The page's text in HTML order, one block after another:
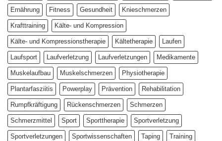
Ernährung Fitness Gesundheit Knieschmerzen
Krafttraining Kälte- und Kompression
Kälte- und Kompressionstherapie Kältetherapie Laufen
Laufsport Laufverletzung Laufverletzungen Medikamente
Muskelaufbau Muskelschmerzen Physiotherapie
Plantarfasziitis Powerplay Prävention Rehabilitation
Rumpfkräftigung Rückenschmerzen Schmerzen
Schmerzmittel Sport Sporttherapie Sportverletzung
Sportverletzungen Sportwissenschaften Taping Training